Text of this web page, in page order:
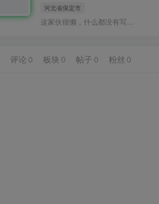
河北省保定市
这家伙很懒，什么都没有写...
评论 0 板块 0 帖子 0 粉丝 0